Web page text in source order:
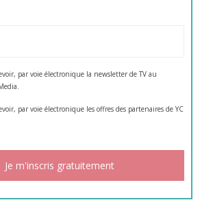
par voie électronique la newsletter de TV au
par voie électronique les offres des partenaires de YC